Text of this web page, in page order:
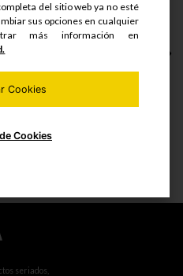
seriados,
del sitio web ya no esté
sus opciones en cualquier
más información en
Cookies
Cookies